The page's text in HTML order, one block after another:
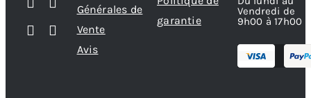
Générales de
Vente
Avis
garantie
Vendredi de
9h00 à 17h00